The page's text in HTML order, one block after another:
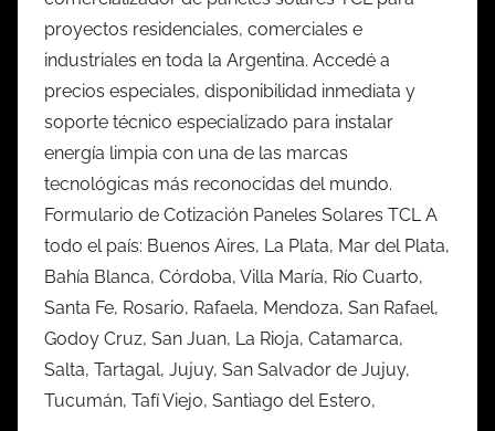
proyectos residenciales, comerciales e
industriales en toda la Argentina. Accedé a
precios especiales, disponibilidad inmediata y
soporte técnico especializado para instalar
energía limpia con una de las marcas
tecnológicas más reconocidas del mundo.
Formulario de Cotización Paneles Solares TCL A
todo el país: Buenos Aires, La Plata, Mar del Plata,
Bahía Blanca, Córdoba, Villa María, Río Cuarto,
Santa Fe, Rosario, Rafaela, Mendoza, San Rafael,
Godoy Cruz, San Juan, La Rioja, Catamarca,
Salta, Tartagal, Jujuy, San Salvador de Jujuy,
Tucumán, Tafí Viejo, Santiago del Estero,